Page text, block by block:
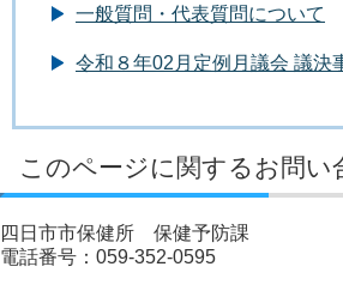
一般質問・代表質問について
令和８年02月定例月議会 議決
このページに関するお問い
四日市市保健所 保健予防課
電話番号：059-352-0595